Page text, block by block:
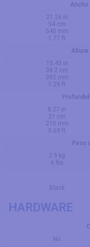
Ancho
21.26 in
54 cm
540 mm
1.77 ft
Altura
15.43 in
39.2 cm
392 mm
1.29 ft
8.27 in
21 cm
210 mm
0.69 ft
Peso
2.9 kg
6 lbs
Black
HARDWARE
No